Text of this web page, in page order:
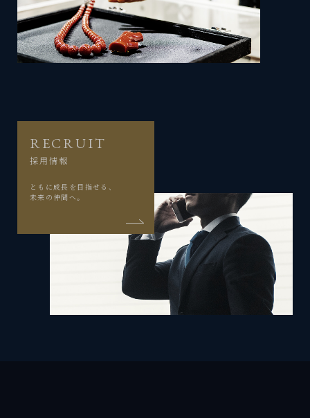
RECRUIT
採用情報
ともに成長を目指せる、
未来の仲間へ。